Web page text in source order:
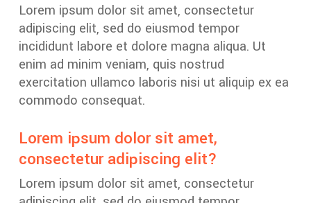
Lorem ipsum dolor sit amet, consectetur
adipiscing elit, sed do eiusmod tempor
incididunt labore et dolore magna aliqua. Ut
enim ad minim veniam, quis nostrud
exercitation ullamco laboris nisi ut aliquip ex ea
commodo consequat.
Lorem ipsum dolor sit amet,
consectetur adipiscing elit?
Lorem ipsum dolor sit amet, consectetur